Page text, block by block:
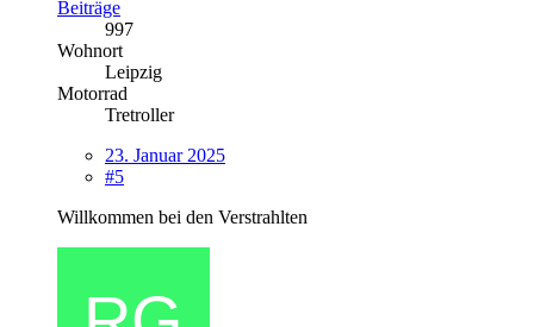
Beiträge
997
Wohnort
Leipzig
Motorrad
Tretroller
23. Januar 2025
#5
Willkommen bei den Verstrahlten